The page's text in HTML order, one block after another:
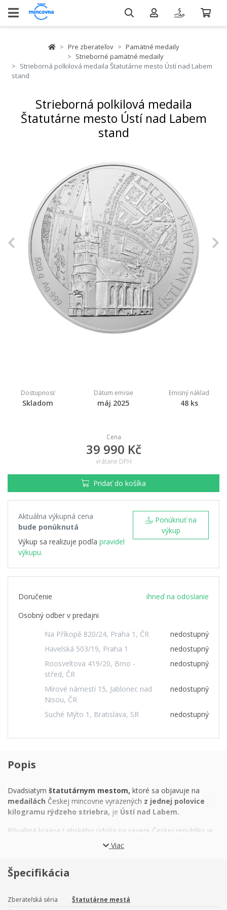
Pre zberateľov
Pamätné medaily
Strieborné pamätné medaily
Strieborná polkilová medaila Štatutárne mesto Ústí nad Labem
stand
Strieborná polkilová medaila
Štatutárne mesto Ústí nad Labem
stand
Previous
Dostupnosť
Skladom
Dátum emisie
máj 2025
Emisný náklad
48 ks
Cena
39 990 Kč
vrátane DPH
Pridať do košíka
Aktuálna výkupná cena
bude ponúknutá
Výkup sa realizuje podľa pravidel
výkupu.
výkup
Doručenie
ihneď na odoslanie
Osobný odber v predajni
Na Příkopě 820/24, Praha 1, ČR
nedostupný
Havelská 503/19, Praha 1
nedostupný
Roosveltova 419/20, Brno -
střed, ČR
nedostupný
Mírové námestí 15, Jablonec nad
Nisou, ČR
nedostupný
Suché Mýto 1, Bratislava, SR nedostupný
Popis
Dvadsiatym štatutárnym mestom, ktoré sa objavuje na
medailách Českej mincovne vyrazených z jednej polovice
kilogramu rýdzeho striebra, je Ústí nad Labem.
Pôvabná krajina Labského údolia na severe Českej republiky je
kolískou českej histórie – najbohatším náleziskom pozostatkov
lovcov mamutov aj domovom bájneho Přemysla Oráča. Priamo
Krušnými horami potom leží
storočia – vtedy išlo o colnicu, ktorá pre českých panovníkov
kontrolovalalabský obchod.Život mesta bol spojený s vodou
Viac
Špecifikácia
Zberateľská séria
Štatutárne mestá